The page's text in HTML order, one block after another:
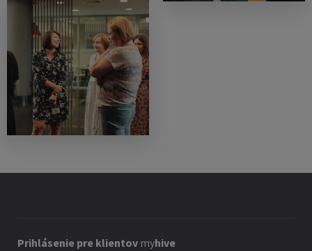
Prihlásenie pre klientov myhive